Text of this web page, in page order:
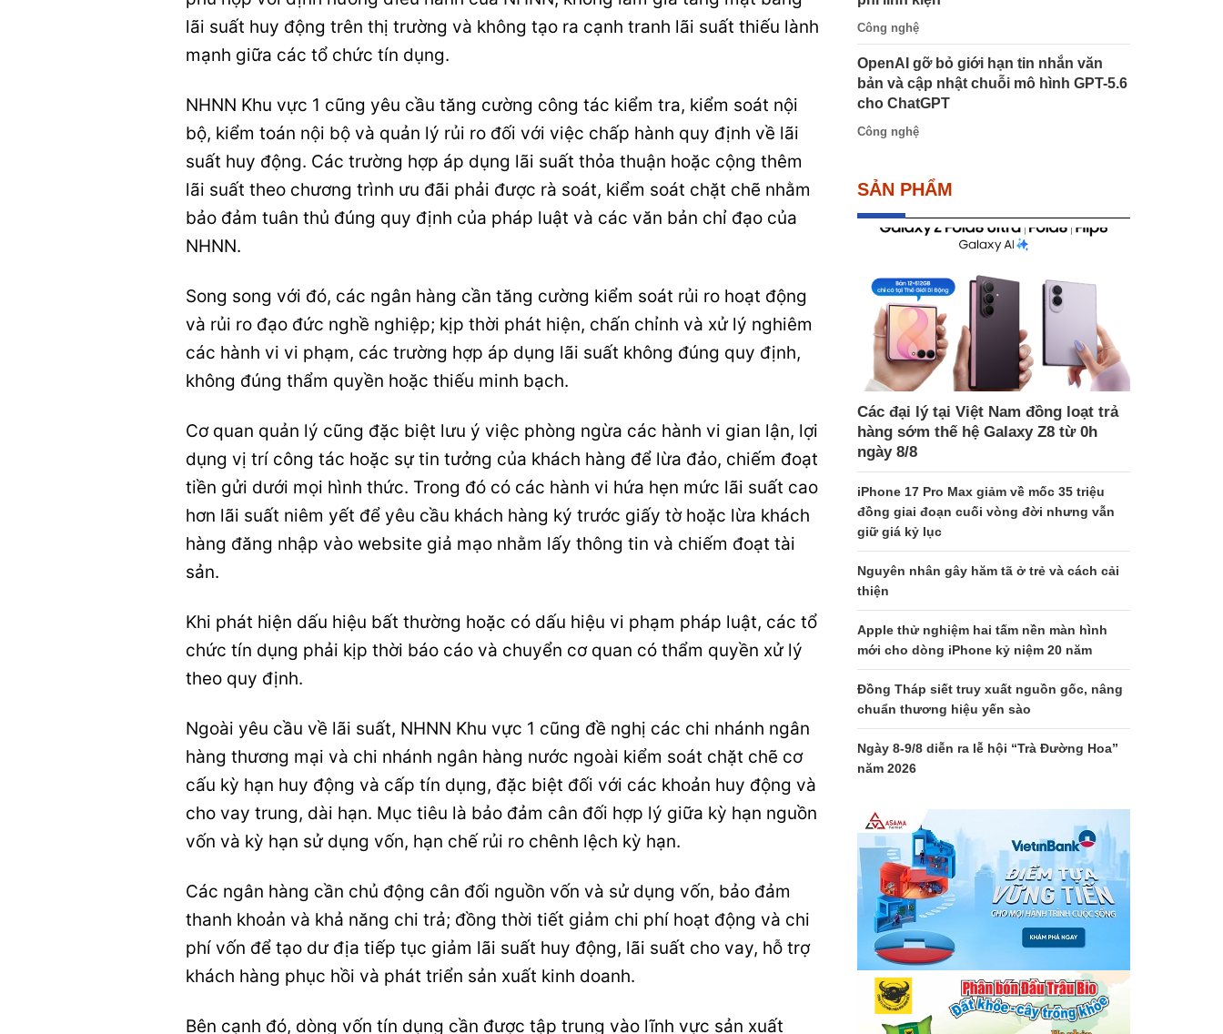
lãi suất huy động trên thị trường và không tạo ra cạnh tranh lãi suất thiếu lành
mạnh giữa các tổ chức tín dụng.
NHNN Khu vực 1 cũng yêu cầu tăng cường công tác kiểm tra, kiểm soát nội
bộ, kiểm toán nội bộ và quản lý rủi ro đối với việc chấp hành quy định về lãi
suất huy động. Các trường hợp áp dụng lãi suất thỏa thuận hoặc cộng thêm
lãi suất theo chương trình ưu đãi phải được rà soát, kiểm soát chặt chẽ nhằm
bảo đảm tuân thủ đúng quy định của pháp luật và các văn bản chỉ đạo của
NHNN.
Song song với đó, các ngân hàng cần tăng cường kiểm soát rủi ro hoạt động
và rủi ro đạo đức nghề nghiệp; kịp thời phát hiện, chấn chỉnh và xử lý nghiêm
các hành vi vi phạm, các trường hợp áp dụng lãi suất không đúng quy định,
không đúng thẩm quyền hoặc thiếu minh bạch.
Cơ quan quản lý cũng đặc biệt lưu ý việc phòng ngừa các hành vi gian lận, lợi
dụng vị trí công tác hoặc sự tin tưởng của khách hàng để lừa đảo, chiếm đoạt
tiền gửi dưới mọi hình thức. Trong đó có các hành vi hứa hẹn mức lãi suất cao
hơn lãi suất niêm yết để yêu cầu khách hàng ký trước giấy tờ hoặc lừa khách
hàng đăng nhập vào website giả mạo nhằm lấy thông tin và chiếm đoạt tài
sản.
Khi phát hiện dấu hiệu bất thường hoặc có dấu hiệu vi phạm pháp luật, các tổ
chức tín dụng phải kịp thời báo cáo và chuyển cơ quan có thẩm quyền xử lý
theo quy định.
Ngoài yêu cầu về lãi suất, NHNN Khu vực 1 cũng đề nghị các chi nhánh ngân
hàng thương mại và chi nhánh ngân hàng nước ngoài kiểm soát chặt chẽ cơ
cấu kỳ hạn huy động và cấp tín dụng, đặc biệt đối với các khoản huy động và
cho vay trung, dài hạn. Mục tiêu là bảo đảm cân đối hợp lý giữa kỳ hạn nguồn
vốn và kỳ hạn sử dụng vốn, hạn chế rủi ro chênh lệch kỳ hạn.
Các ngân hàng cần chủ động cân đối nguồn vốn và sử dụng vốn, bảo đảm
thanh khoản và khả năng chi trả; đồng thời tiết giảm chi phí hoạt động và chi
phí vốn để tạo dư địa tiếp tục giảm lãi suất huy động, lãi suất cho vay, hỗ trợ
khách hàng phục hồi và phát triển sản xuất kinh doanh.
Bên cạnh đó, dòng vốn tín dụng cần được tập trung vào lĩnh vực sản xuất
Công nghệ
OpenAI gỡ bỏ giới hạn tin nhắn văn
bản và cập nhật chuỗi mô hình GPT-5.6
cho ChatGPT
Công nghệ
SẢN PHẨM
Các đại lý tại Việt Nam đồng loạt trả
hàng sớm thế hệ Galaxy Z8 từ 0h
ngày 8/8
iPhone 17 Pro Max giảm về mốc 35 triệu
đồng giai đoạn cuối vòng đời nhưng vẫn
giữ giá kỷ lục
Nguyên nhân gây hăm tã ở trẻ và cách cải
thiện
Apple thử nghiệm hai tấm nền màn hình
mới cho dòng iPhone kỷ niệm 20 năm
Đồng Tháp siết truy xuất nguồn gốc, nâng
chuẩn thương hiệu yến sào
Ngày 8-9/8 diễn ra lễ hội “Trà Đường Hoa”
năm 2026